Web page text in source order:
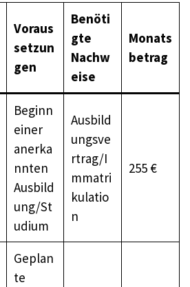
Voraus
setzun
gen
Benöti
gte
Nachw
eise
Monats
betrag
Beginn
einer
anerka
nnten
Ausbild
ung/St
udium
Ausbild
ungsve
rtrag/I
mmatri
kulatio
n
255 €
Geplan
te